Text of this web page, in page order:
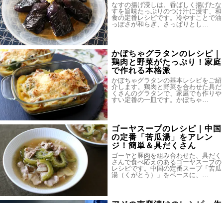
なすの揚げ浸しは、香ばしく揚げたな
すを旨味たっぷりのつけ汁に浸す、和
食の定番レシピです。冷やすことで油
っぽさが和らぎ、さっぱりとし…
かぼちゃグラタンのレシピ｜
鶏肉と野菜がたっぷり！家庭
で作れる本格派
かぼちゃグラタンの基本レシピをご紹
介します。鶏肉と野菜を合わせた具だ
くさんのグラタンで、家庭でも作りや
すい定番の一皿です。かぼちゃ…
ゴーヤスープのレシピ｜中国
の定番「苦瓜湯」をアレン
ジ！簡単＆具だくさん
ゴーヤと豚肉を組み合わせた、具だく
さんで食べ応えのあるゴーヤスープの
レシピです。中国の定番スープ「苦瓜
湯（くがとう）」をベースに、…